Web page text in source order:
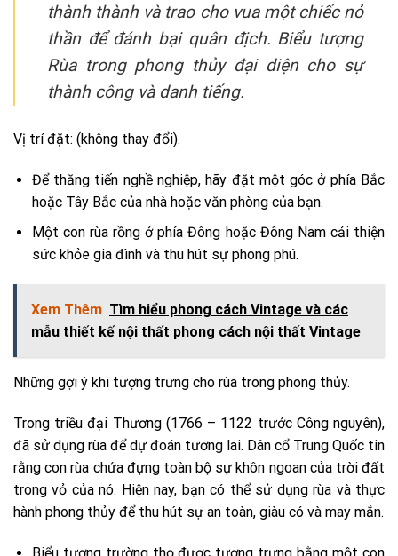
thành thành và trao cho vua một chiếc nỏ
thần để đánh bại quân địch. Biểu tượng
Rùa trong phong thủy đại diện cho sự
thành công và danh tiếng.
Vị trí đặt: (không thay đổi).
Để thăng tiến nghề nghiệp, hãy đặt một góc ở phía Bắc
hoặc Tây Bắc của nhà hoặc văn phòng của bạn.
Một con rùa rồng ở phía Đông hoặc Đông Nam cải thiện
sức khỏe gia đình và thu hút sự phong phú.
Xem Thêm Tìm hiểu phong cách Vintage và các
mẫu thiết kế nội thất phong cách nội thất Vintage
Những gợi ý khi tượng trưng cho rùa trong phong thủy.
Trong triều đại Thương (1766 – 1122 trước Công nguyên),
đã sử dụng rùa để dự đoán tương lai. Dân cổ Trung Quốc tin
rằng con rùa chứa đựng toàn bộ sự khôn ngoan của trời đất
trong vỏ của nó. Hiện nay, bạn có thể sử dụng rùa và thực
hành phong thủy để thu hút sự an toàn, giàu có và may mắn.
Biểu tượng trường thọ được tượng trưng bằng một con